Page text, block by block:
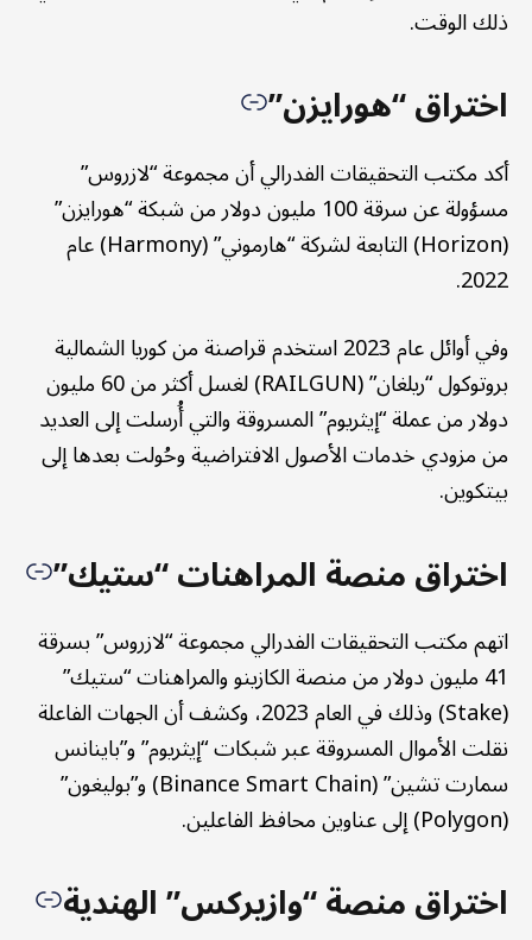
ذلك الوقت.
اختراق “هورايزن”
أكد مكتب التحقيقات الفدرالي أن مجموعة “لازروس”
مسؤولة عن سرقة 100 مليون دولار من شبكة “هورايزن”
(Horizon) التابعة لشركة “هارموني” (Harmony) عام
2022.
وفي أوائل عام 2023 استخدم قراصنة من كوريا الشمالية
بروتوكول “ريلغان” (RAILGUN) لغسل أكثر من 60 مليون
دولار من عملة “إيثريوم” المسروقة والتي أُرسلت إلى العديد
من مزودي خدمات الأصول الافتراضية وحُولت بعدها إلى
بيتكوين.
اختراق منصة المراهنات “ستيك”
اتهم مكتب التحقيقات الفدرالي مجموعة “لازروس” بسرقة
41 مليون دولار من منصة الكازينو والمراهنات “ستيك”
(Stake) وذلك في العام 2023، وكشف أن الجهات الفاعلة
نقلت الأموال المسروقة عبر شبكات “إيثريوم” و”باينانس
سمارت تشين” (Binance Smart Chain) و”بوليغون”
(Polygon) إلى عناوين محافظ الفاعلين.
اختراق منصة “وازيركس” الهندية